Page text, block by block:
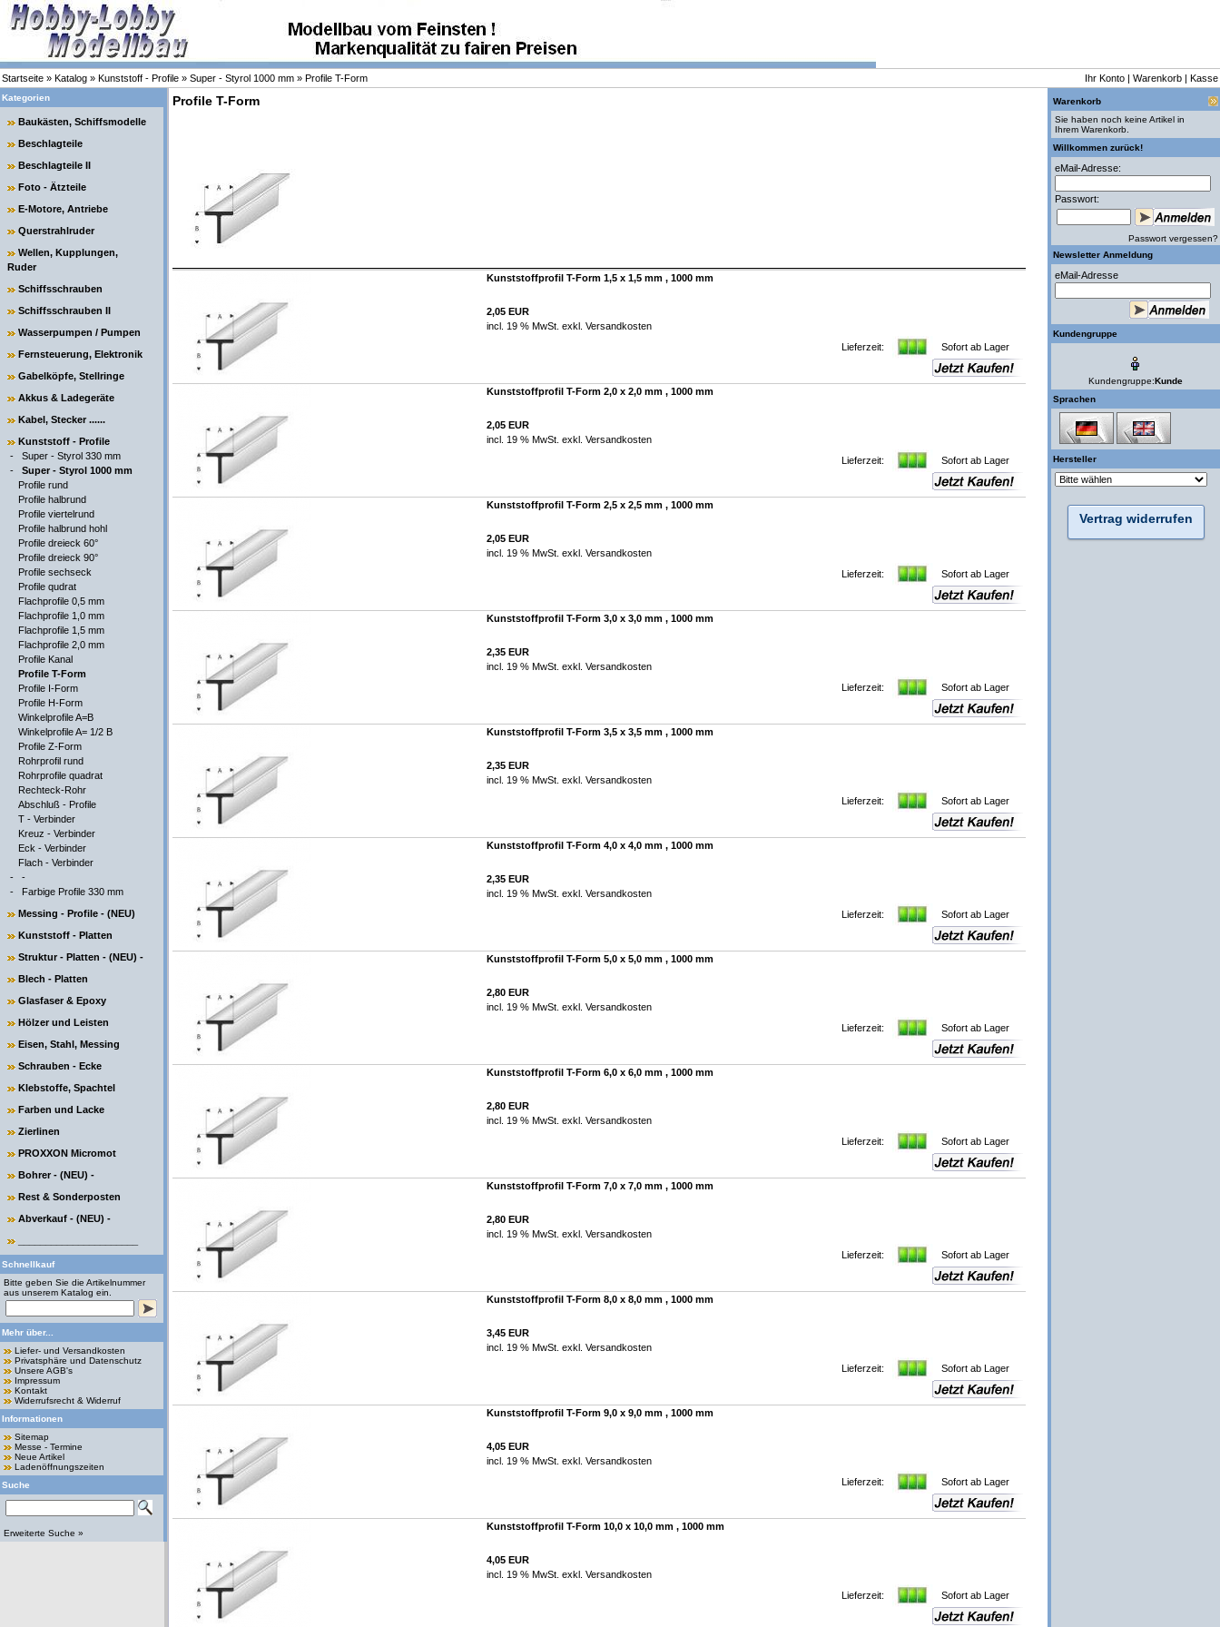
Startseite » Katalog » Kunststoff - Profile » Super - Styrol 1000 mm » Profile T-Form Ihr Konto | Warenkorb | Kasse
Kategorien
Baukästen, Schiffsmodelle
Beschlagteile
Beschlagteile II
Foto - Ätzteile
E-Motore, Antriebe
Querstrahlruder
Wellen, Kupplungen,
Ruder
Schiffsschrauben
Schiffsschrauben II
Wasserpumpen / Pumpen
Fernsteuerung, Elektronik
Gabelköpfe, Stellringe
Akkus & Ladegeräte
Kabel, Stecker ......
Kunststoff - Profile
- Super - Styrol 330 mm
- Super - Styrol 1000 mm
Profile rund
Profile halbrund
Profile viertelrund
Profile halbrund hohl
Profile dreieck 60°
Profile dreieck 90°
Profile sechseck
Profile qudrat
Flachprofile 0,5 mm
Flachprofile 1,0 mm
Flachprofile 1,5 mm
Flachprofile 2,0 mm
Profile Kanal
Profile T-Form
Profile I-Form
Profile H-Form
Winkelprofile A=B
Winkelprofile A= 1/2 B
Profile Z-Form
Rohrprofil rund
Rohrprofile quadrat
Rechteck-Rohr
Abschluß - Profile
T - Verbinder
Kreuz - Verbinder
Eck - Verbinder
Flach - Verbinder
- -
- Farbige Profile 330 mm
Messing - Profile - (NEU)
Kunststoff - Platten
Struktur - Platten - (NEU) -
Blech - Platten
Glasfaser & Epoxy
Hölzer und Leisten
Eisen, Stahl, Messing
Schrauben - Ecke
Klebstoffe, Spachtel
Farben und Lacke
Zierlinen
PROXXON Micromot
Bohrer - (NEU) -
Rest & Sonderposten
Abverkauf - (NEU) -
Schnellkauf
Bitte geben Sie die Artikelnummer
aus unserem Katalog ein.
Mehr über...
Liefer- und Versandkosten
Privatsphäre und Datenschutz
Unsere AGB's
Impressum
Kontakt
Widerrufsrecht & Widerruf
Informationen
Sitemap
Messe - Termine
Neue Artikel
Ladenöffnungszeiten
Suche
Erweiterte Suche »
Profile T-Form
Kunststoffprofil T-Form 1,5 x 1,5 mm , 1000 mm
2,05 EUR
incl. 19 % MwSt. exkl. Versandkosten
Lieferzeit:
Sofort ab Lager
Kunststoffprofil T-Form 2,0 x 2,0 mm , 1000 mm
2,05 EUR
incl. 19 % MwSt. exkl. Versandkosten
Lieferzeit:
Sofort ab Lager
Kunststoffprofil T-Form 2,5 x 2,5 mm , 1000 mm
2,05 EUR
incl. 19 % MwSt. exkl. Versandkosten
Lieferzeit:
Sofort ab Lager
Kunststoffprofil T-Form 3,0 x 3,0 mm , 1000 mm
2,35 EUR
incl. 19 % MwSt. exkl. Versandkosten
Lieferzeit:
Sofort ab Lager
Kunststoffprofil T-Form 3,5 x 3,5 mm , 1000 mm
2,35 EUR
incl. 19 % MwSt. exkl. Versandkosten
Lieferzeit:
Sofort ab Lager
Kunststoffprofil T-Form 4,0 x 4,0 mm , 1000 mm
2,35 EUR
incl. 19 % MwSt. exkl. Versandkosten
Lieferzeit:
Sofort ab Lager
Kunststoffprofil T-Form 5,0 x 5,0 mm , 1000 mm
2,80 EUR
incl. 19 % MwSt. exkl. Versandkosten
Lieferzeit:
Sofort ab Lager
Kunststoffprofil T-Form 6,0 x 6,0 mm , 1000 mm
2,80 EUR
incl. 19 % MwSt. exkl. Versandkosten
Lieferzeit:
Sofort ab Lager
Kunststoffprofil T-Form 7,0 x 7,0 mm , 1000 mm
2,80 EUR
incl. 19 % MwSt. exkl. Versandkosten
Lieferzeit:
Sofort ab Lager
Kunststoffprofil T-Form 8,0 x 8,0 mm , 1000 mm
3,45 EUR
incl. 19 % MwSt. exkl. Versandkosten
Lieferzeit:
Sofort ab Lager
Kunststoffprofil T-Form 9,0 x 9,0 mm , 1000 mm
4,05 EUR
incl. 19 % MwSt. exkl. Versandkosten
Lieferzeit:
Sofort ab Lager
Kunststoffprofil T-Form 10,0 x 10,0 mm , 1000 mm
4,05 EUR
incl. 19 % MwSt. exkl. Versandkosten
Lieferzeit:
Sofort ab Lager
Warenkorb
Sie haben noch keine Artikel in
Ihrem Warenkorb.
Willkommen zurück!
eMail-Adresse:
Passwort:
Passwort vergessen?
Newsletter Anmeldung
eMail-Adresse
Kundengruppe
Kundengruppe:Kunde
Sprachen
Hersteller
Vertrag widerrufen